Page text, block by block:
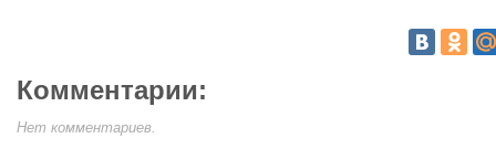
Комментарии:
Нет комментариев.